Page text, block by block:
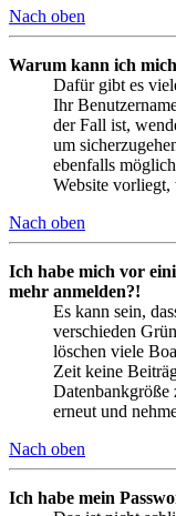
Nach oben
Warum kann ich
Dafür gibt es
Ihr
der Fall ist,
um
ebenfalls
Website vorliegt,
Nach oben
Ich habe mich vor
mehr anmelden?!
Es kann sein,
verschieden
löschen viele
Zeit keine
Datenbankgröße
erneut und
Nach oben
Ich habe mein